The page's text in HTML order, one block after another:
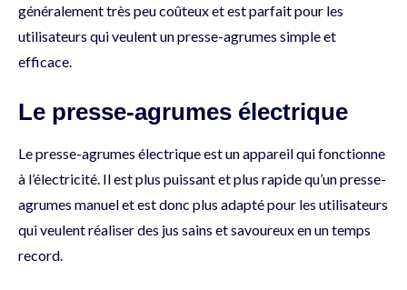
généralement très peu coûteux et est parfait pour les
utilisateurs qui veulent un presse-agrumes simple et
efficace.
Le presse-agrumes électrique
Le presse-agrumes électrique est un appareil qui fonctionne
à l’électricité. Il est plus puissant et plus rapide qu’un presse-
agrumes manuel et est donc plus adapté pour les utilisateurs
qui veulent réaliser des jus sains et savoureux en un temps
record.